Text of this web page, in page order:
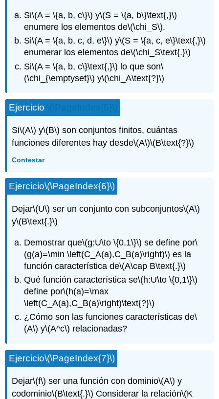
Si\(A = \{a, b, c\}\) y\(S = \{a, b\}\text{,}\)
enumere los elementos de\(\chi_S\).
Si\(A = \{a, b, c, d, e\}\) y\(S = \{a, c, e\}\text{,}\)
enumerar los elementos de\(\chi_S\text{.}\)
Si\(A = \{a, b, c\}\text{,}\) lo que son\
(\chi_{\emptyset}\) y\(\chi_A\text{?}\)
Ejercicio \(\PageIndex{5}\)
Si\(A\) y\(B\) son conjuntos finitos, cuántas
funciones diferentes hay desde\(A\)\(B\text{?}\)
Contestar
Ejercicio\(\PageIndex{6}\)
Dejar\(U\) ser un conjunto con subconjuntos\(A\)
y\(B\text{.}\)
Demostrar que\(g:U\to \{0,1\}\) se define por\
(g(a)=\min \left(C_A(a),C_B(a)\right)\) es la
función característica de\(A\cap B\text{.}\)
Qué función característica se\(h:U\to \{0,1\}\)
define por\(h(a)=\max
\left(C_A(a),C_B(a)\right)\text{?}\)
¿Cómo son las funciones características de\
(A\) y\(A^c\) relacionadas?
Ejercicio\(\PageIndex{7}\)
Dejar\(f\) ser una función con dominio\(A\) y
codominio\(B\text{.}\) Considerar la relación\(K